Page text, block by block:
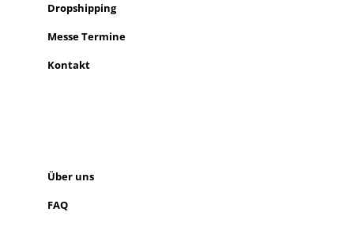
Dropshipping
Messe Termine
Kontakt
Über uns
FAQ